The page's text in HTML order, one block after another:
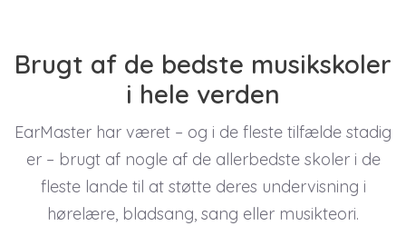
Brugt af de bedste musikskoler
i hele verden
EarMaster har været – og i de fleste tilfælde stadig
er – brugt af nogle af de allerbedste skoler i de
fleste lande til at støtte deres undervisning i
hørelære, bladsang, sang eller musikteori.